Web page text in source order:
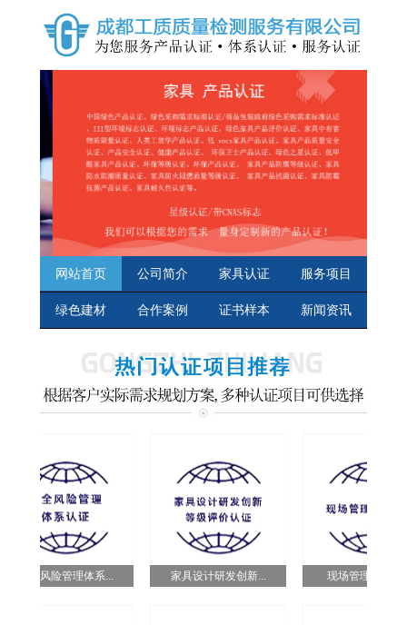
网站首页 公司简介 家具认证 服务项目
绿色建材 合作案例 证书样本 新闻资讯
安全风险管理体系... 家具设计研发创新... 现场管理体系认证